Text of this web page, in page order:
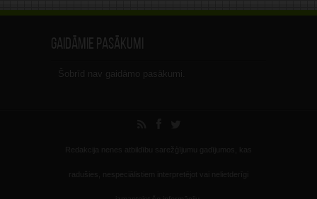
Gaidāmie pasākumi
Šobrīd nav gaidāmo pasākumi.
Redakcija nenes atbildību sarežģījumu gadījumos, kas